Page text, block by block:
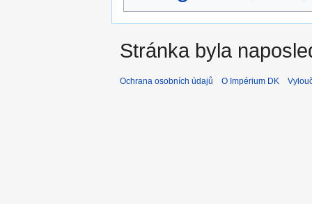
Stránka byla
Ochrana osobních údajů O Impérium DK